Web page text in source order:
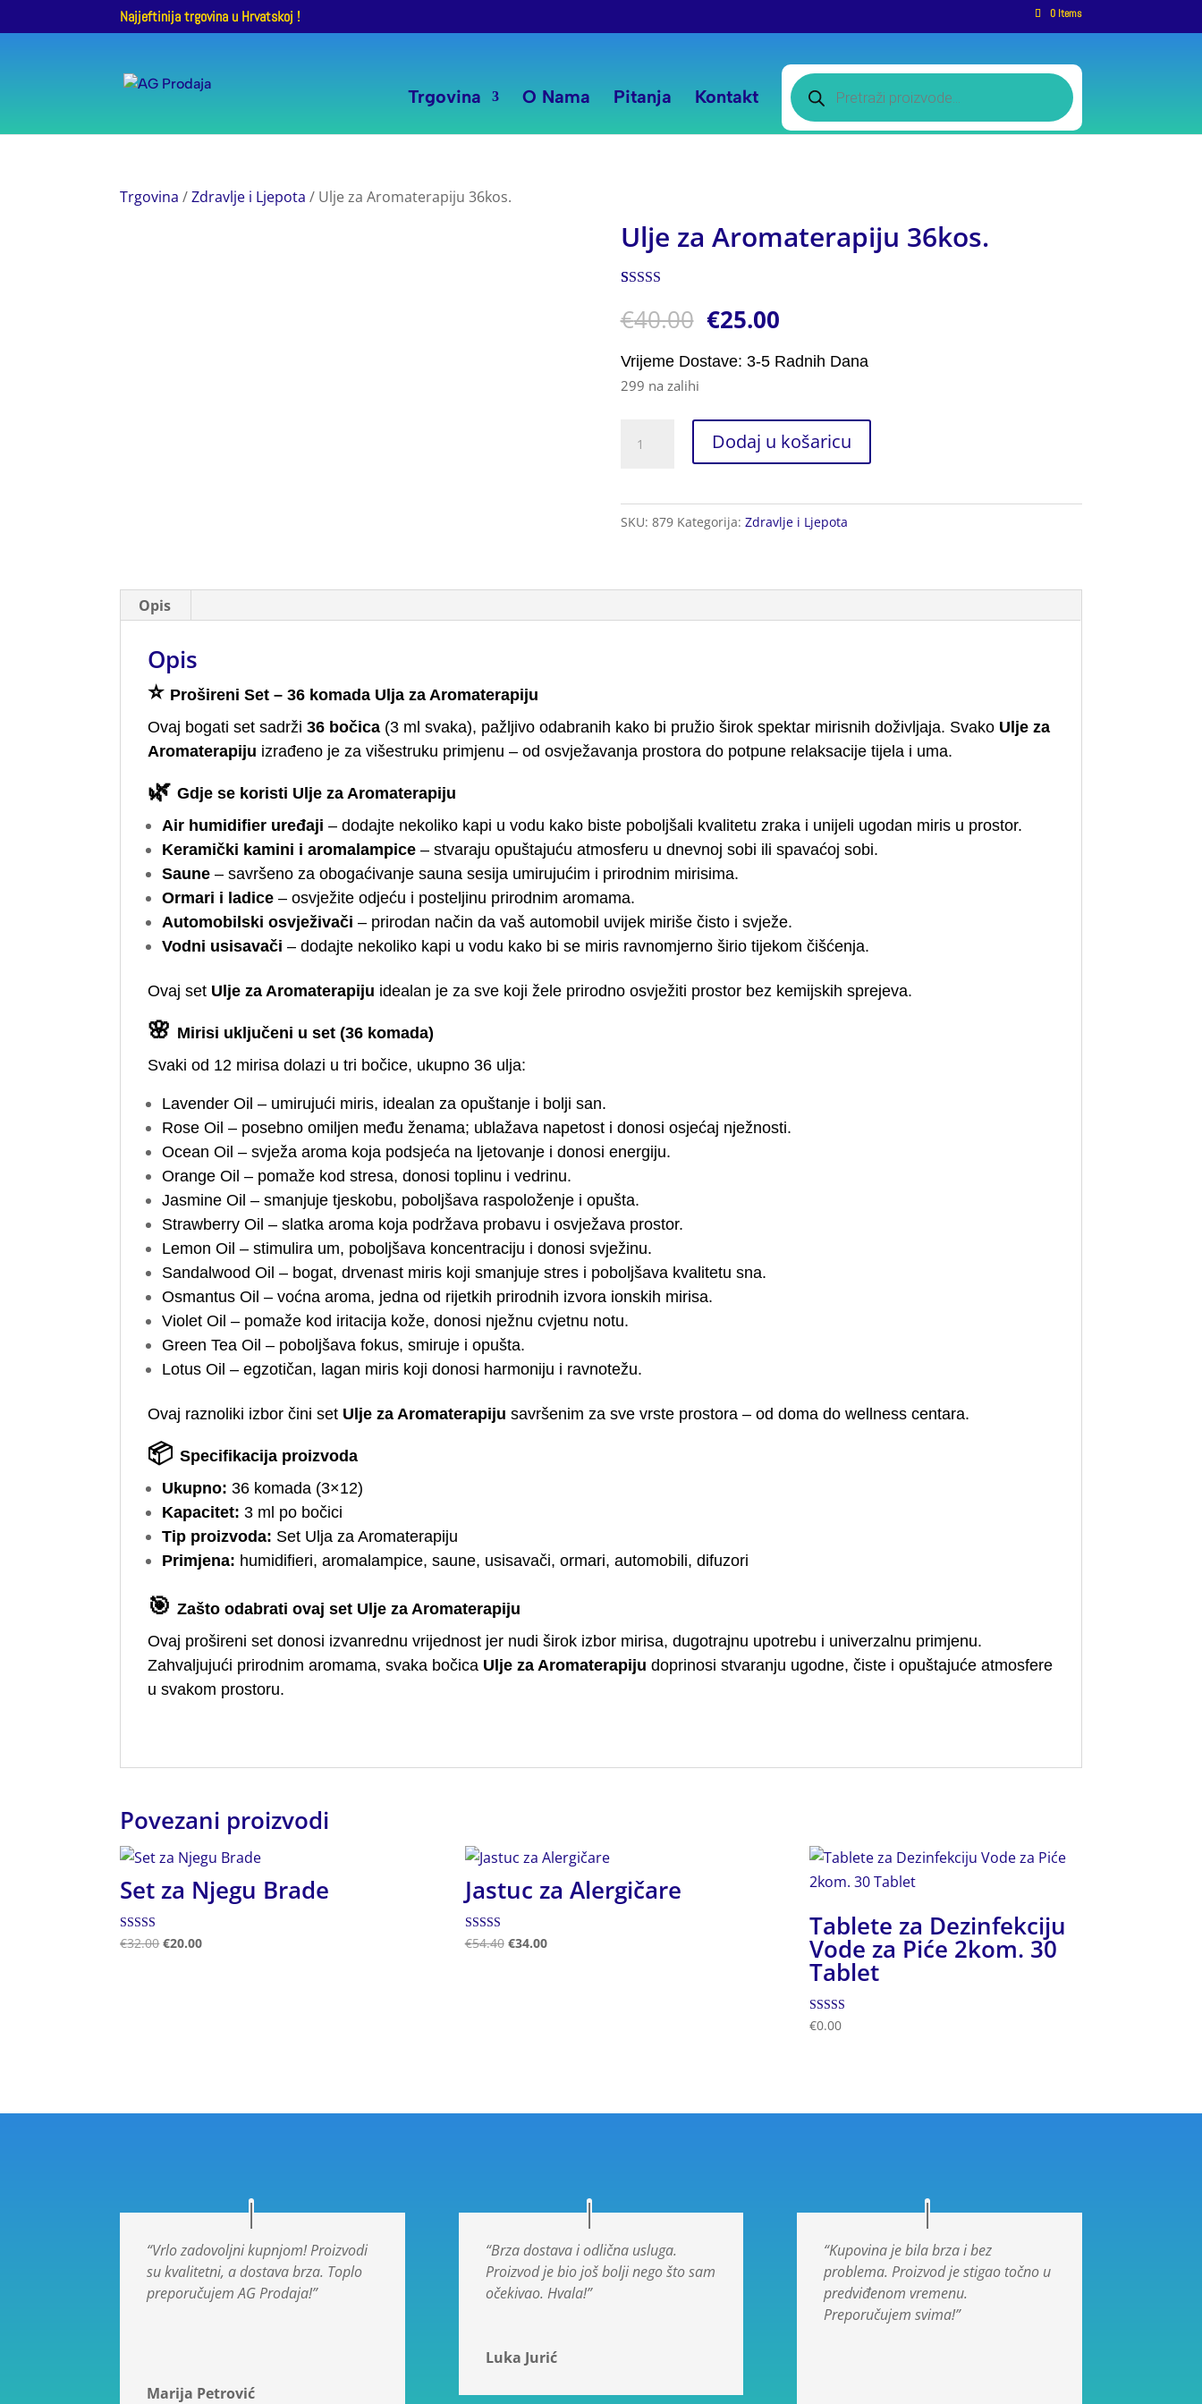
Najjeftinija trgovina u Hrvatskoj ! 0 Items
Trgovina O Nama Pitanja Kontakt
Products
search
Trgovina /Zdravlje i Ljepota / Ulje za Aromaterapiju 36kos.
Ulje za Aromaterapiju 36kos.
ocjena:
5.00
od ukupno 5
€40.00 €25.00
Vrijeme Dostave: 3-5 Radnih Dana
299 na zalihi
36kos.
količina
Dodaj u košaricu
SKU: 879 Kategorija: Zdravlje i Ljepota
Opis
Opis
⭐ Prošireni Set – 36 komada Ulja za Aromaterapiju
Ovaj bogati set sadrži36 bočica (3 ml svaka), pažljivo odabranih kako bi pružio širok spektar mirisnih doživljaja. Svako Ulje za
Aromaterapiju izrađeno je za višestruku primjenu – od osvježavanja prostora do potpune relaksacije tijela i uma.
🌿Gdje se koristi Ulje za Aromaterapiju
Air humidifier uređaji – dodajte nekoliko kapi u vodu kako biste poboljšali kvalitetu zraka i unijeli ugodan miris u prostor.
Keramički kamini i aromalampice – stvaraju opuštajuću atmosferu u dnevnoj sobi ili spavaćoj sobi.
Saune – savršeno za obogaćivanje sauna sesija umirujućim i prirodnim mirisima.
Ormari i ladice – osvježite odjeću i posteljinu prirodnim aromama.
Automobilski osvježivači – prirodan način da vaš automobil uvijek miriše čisto i svježe.
Vodni usisavači – dodajte nekoliko kapi u vodu kako bi se miris ravnomjerno širio tijekom čišćenja.
Ovaj set Ulje za Aromaterapiju idealan je za sve koji žele prirodno osvježiti prostor bez kemijskih sprejeva.
🌸 Mirisi uključeni u set (36 komada)
Svaki od 12 mirisa dolazi u tri bočice, ukupno 36 ulja:
Lavender Oil – umirujući miris, idealan za opuštanje i bolji san.
Rose Oil – posebno omiljen među ženama; ublažava napetost i donosi osjećaj nježnosti.
Ocean Oil – svježa aroma koja podsjeća na ljetovanje i donosi energiju.
Orange Oil – pomaže kod stresa, donosi toplinu i vedrinu.
Jasmine Oil – smanjuje tjeskobu, poboljšava raspoloženje i opušta.
Strawberry Oil – slatka aroma koja podržava probavu i osvježava prostor.
Lemon Oil – stimulira um, poboljšava koncentraciju i donosi svježinu.
Sandalwood Oil – bogat, drvenast miris koji smanjuje stres i poboljšava kvalitetu sna.
Osmantus Oil – voćna aroma, jedna od rijetkih prirodnih izvora ionskih mirisa.
Violet Oil – pomaže kod iritacija kože, donosi nježnu cvjetnu notu.
Green Tea Oil – poboljšava fokus, smiruje i opušta.
Lotus Oil – egzotičan, lagan miris koji donosi harmoniju i ravnotežu.
Ovaj raznoliki izbor čini set Ulje za Aromaterapiju savršenim za sve vrste prostora – od doma do wellness centara.
📦Specifikacija proizvoda
Ukupno: 36 komada (3×12)
Kapacitet: 3 ml po bočici
Tip proizvoda: Set Ulja za Aromaterapiju
Primjena: humidifieri, aromalampice, saune, usisavači, ormari, automobili, difuzori
🎯Zašto odabrati ovaj set Ulje za Aromaterapiju
Ovaj prošireni set donosi izvanrednu vrijednost jer nudi širok izbor mirisa, dugotrajnu upotrebu i univerzalnu primjenu.
Zahvaljujući prirodnim aromama, svaka bočica Ulje za Aromaterapiju doprinosi stvaranju ugodne, čiste i opuštajuće atmosfere
u svakom prostoru.
Povezani proizvodi
Set za Njegu Brade
Ocjenjeno
5.00
€32.00 €20.00
Jastuc za Alergičare
Ocjenjeno
5.00
€54.40 €34.00
Tablete za Dezinfekciju
Vode za Piće 2kom. 30
Tablet
Ocjenjeno
5.00
€0.00
“Vrlo zadovoljni kupnjom! Proizvodi
su kvalitetni, a dostava brza. Toplo
preporučujem AG Prodaja!”
Marija Petrović
“Brza dostava i odlična usluga.
Proizvod je bio još bolji nego što sam
očekivao. Hvala!”
Luka Jurić
“Kupovina je bila brza i bez
problema. Proizvod je stigao točno u
predviđenom vremenu.
Preporučujem svima!”